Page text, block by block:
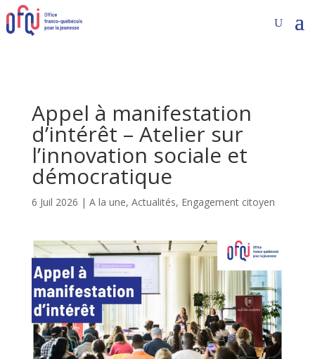
Appel à manifestation
d’intérêt – Atelier sur
l’innovation sociale et
démocratique
6 Juil 2026 | A la une, Actualités, Engagement citoyen